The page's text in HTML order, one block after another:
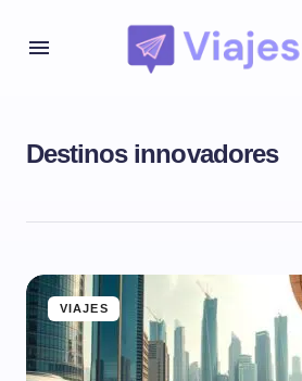
Destinos innovadores
VIAJES